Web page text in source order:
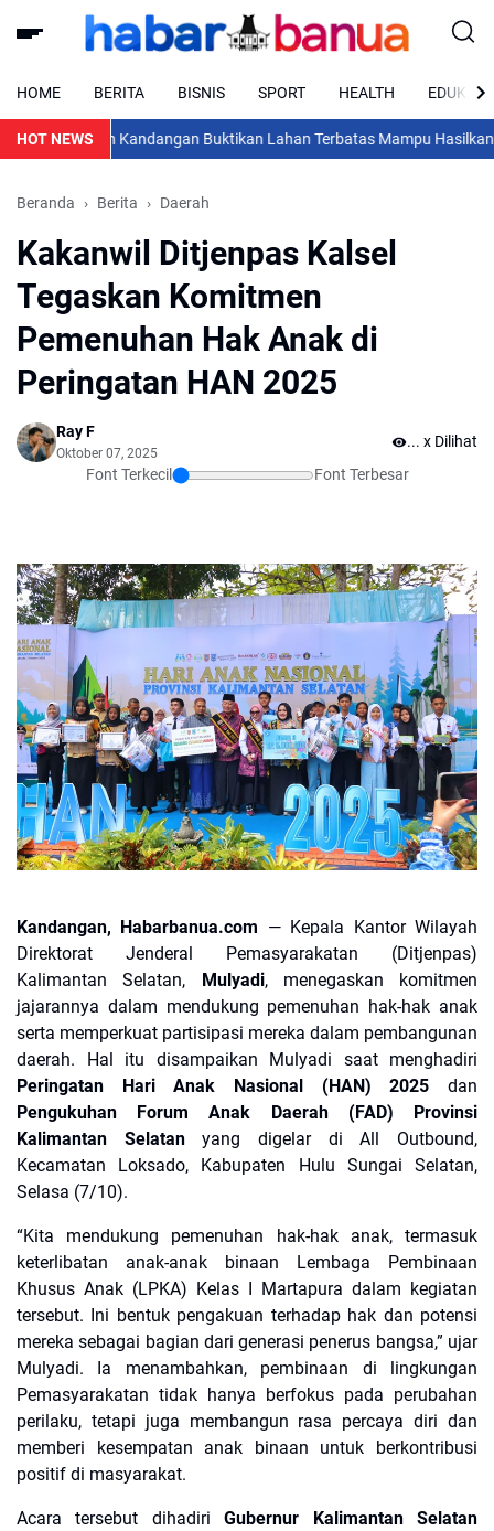
HOME BERITA BISNIS SPORT HEALTH EDUKASI
HOT NEWS
Rutan Kandangan Buktikan Lahan Terbatas Mampu Hasilkan
Beranda Berita Daerah
Kakanwil Ditjenpas Kalsel
Tegaskan Komitmen
Pemenuhan Hak Anak di
Peringatan HAN 2025
Ray F
Oktober 07, 2025
Font Terkecil Font Terbesar
... x Dilihat
Kandangan, Habarbanua.com — Kepala Kantor Wilayah
Direktorat Jenderal Pemasyarakatan (Ditjenpas)
Kalimantan Selatan,
Mulyadi, menegaskan komitmen
jajarannya dalam mendukung pemenuhan hak-hak anak
serta memperkuat partisipasi mereka dalam pembangunan
daerah. Hal itu disampaikan Mulyadi saat menghadiri
Peringatan Hari Anak Nasional (HAN) 2025 dan
Pengukuhan Forum Anak Daerah (FAD) Provinsi
Kalimantan Selatanyang digelar di All Outbound,
Kecamatan Loksado, Kabupaten Hulu Sungai Selatan,
Selasa (7/10).
“Kita mendukung pemenuhan hak-hak anak, termasuk
keterlibatan anak-anak binaan Lembaga Pembinaan
Khusus Anak (LPKA) Kelas I Martapura dalam kegiatan
tersebut. Ini bentuk pengakuan terhadap hak dan potensi
mereka sebagai bagian dari generasi penerus bangsa,” ujar
Mulyadi. Ia menambahkan, pembinaan di lingkungan
Pemasyarakatan tidak hanya berfokus pada perubahan
perilaku, tetapi juga membangun rasa percaya diri dan
memberi kesempatan anak binaan untuk berkontribusi
positif di masyarakat.
Acara tersebut dihadiriGubernur Kalimantan Selatan